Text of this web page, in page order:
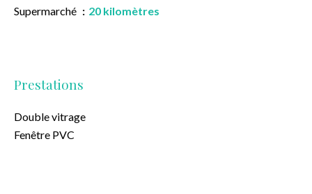
Supermarché
20 kilomètres
Prestations
Double vitrage
Fenêtre PVC